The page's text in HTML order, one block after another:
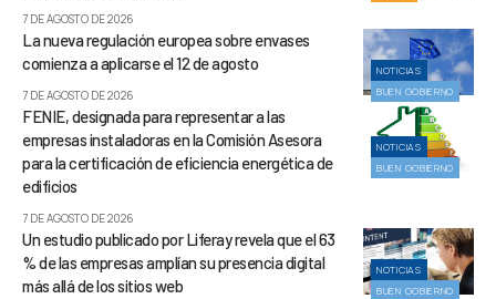
7 DE AGOSTO DE 2026
NOTICIAS
BUEN GOBIERNO
La nueva regulación europea sobre envases
comienza a aplicarse el 12 de agosto
7 DE AGOSTO DE 2026
NOTICIAS
BUEN GOBIERNO
FENIE, designada para representar a las
empresas instaladoras en la Comisión Asesora
para la certificación de eficiencia energética de
edificios
7 DE AGOSTO DE 2026
NOTICIAS
BUEN GOBIERNO
Un estudio publicado por Liferay revela que el 63
% de las empresas amplían su presencia digital
más allá de los sitios web